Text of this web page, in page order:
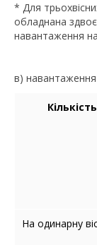
* Для
обладнана
навантаження
в) навантаження
На одинарну